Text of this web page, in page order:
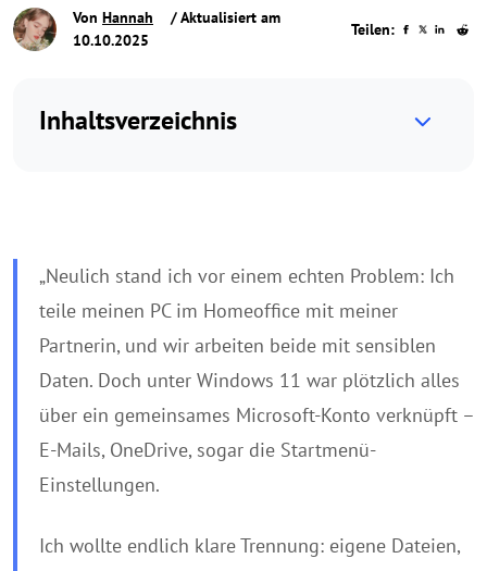
Von Hannah
/ Aktualisiert am
10.10.2025
Teilen:
Inhaltsverzeichnis
„Neulich stand ich vor einem echten Problem: Ich
teile meinen PC im Homeoffice mit meiner
Partnerin, und wir arbeiten beide mit sensiblen
Daten. Doch unter Windows 11 war plötzlich alles
über ein gemeinsames Microsoft-Konto verknüpft –
E-Mails, OneDrive, sogar die Startmenü-
Einstellungen.
Ich wollte endlich klare Trennung: eigene Dateien,